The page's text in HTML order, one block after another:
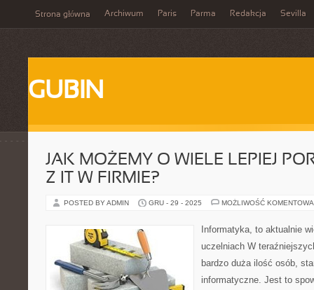
Strona główna Archiwum Paris Parma Redakcja Sevilla
GUBIN
JAK MOŻEMY O WIELE LEPIEJ
Z IT W FIRMIE?
POSTED BY ADMIN GRU - 29 - 2025 MOŻLIWOŚĆ
Informatyka, to aktualnie
uczelniach W
bardzo duża ilość osób,
informatyczne. Jest to